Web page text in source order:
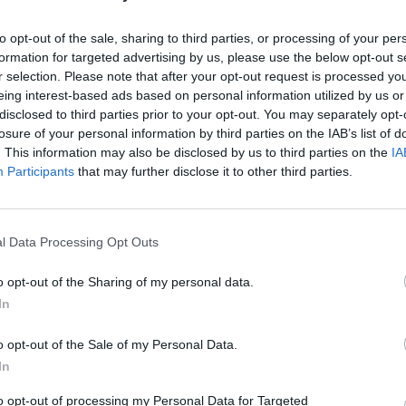
opt-out of the sale, sharing to third parties, or processing of your
for targeted advertising by us, please use the below opt-out
selection. Please note that after your opt-out request is processed
interest-based ads based on personal information utilized by us
to third parties prior to your opt-out. You may separately
of your personal information by third parties on the IAB’s list of
This information may also be disclosed by us to third parties on the
Participants that may further disclose it to other third parties.
Data Processing Opt Outs
opt-out of the Sharing of my personal data.
opt-out of the Sale of my Personal Data.
opt-out of processing my Personal Data for Targeted
ekspertų” laidoje atsako gydytojas
Jonaitis sąnarių skausmas LrytasGYVAI
į
Laidos Žinios